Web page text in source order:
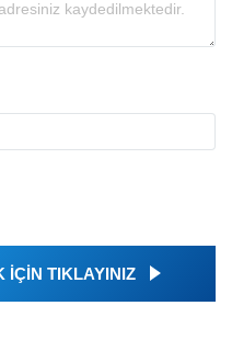
İÇİN TIKLAYINIZ